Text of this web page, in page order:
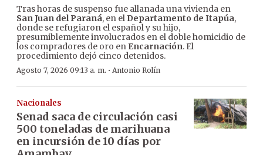
Tras horas de suspenso fue allanada una vivienda en
San Juan del Paraná, en el Departamento de Itapúa,
donde se refugiaron el español y su hijo,
presumiblemente involucrados en el doble homicidio de
los compradores de oro en Encarnación. El
procedimiento dejó cinco detenidos.
Agosto 7, 2026 09:13 a. m. · Antonio Rolín
Nacionales
Senad saca de circulación casi
500 toneladas de marihuana
en incursión de 10 días por